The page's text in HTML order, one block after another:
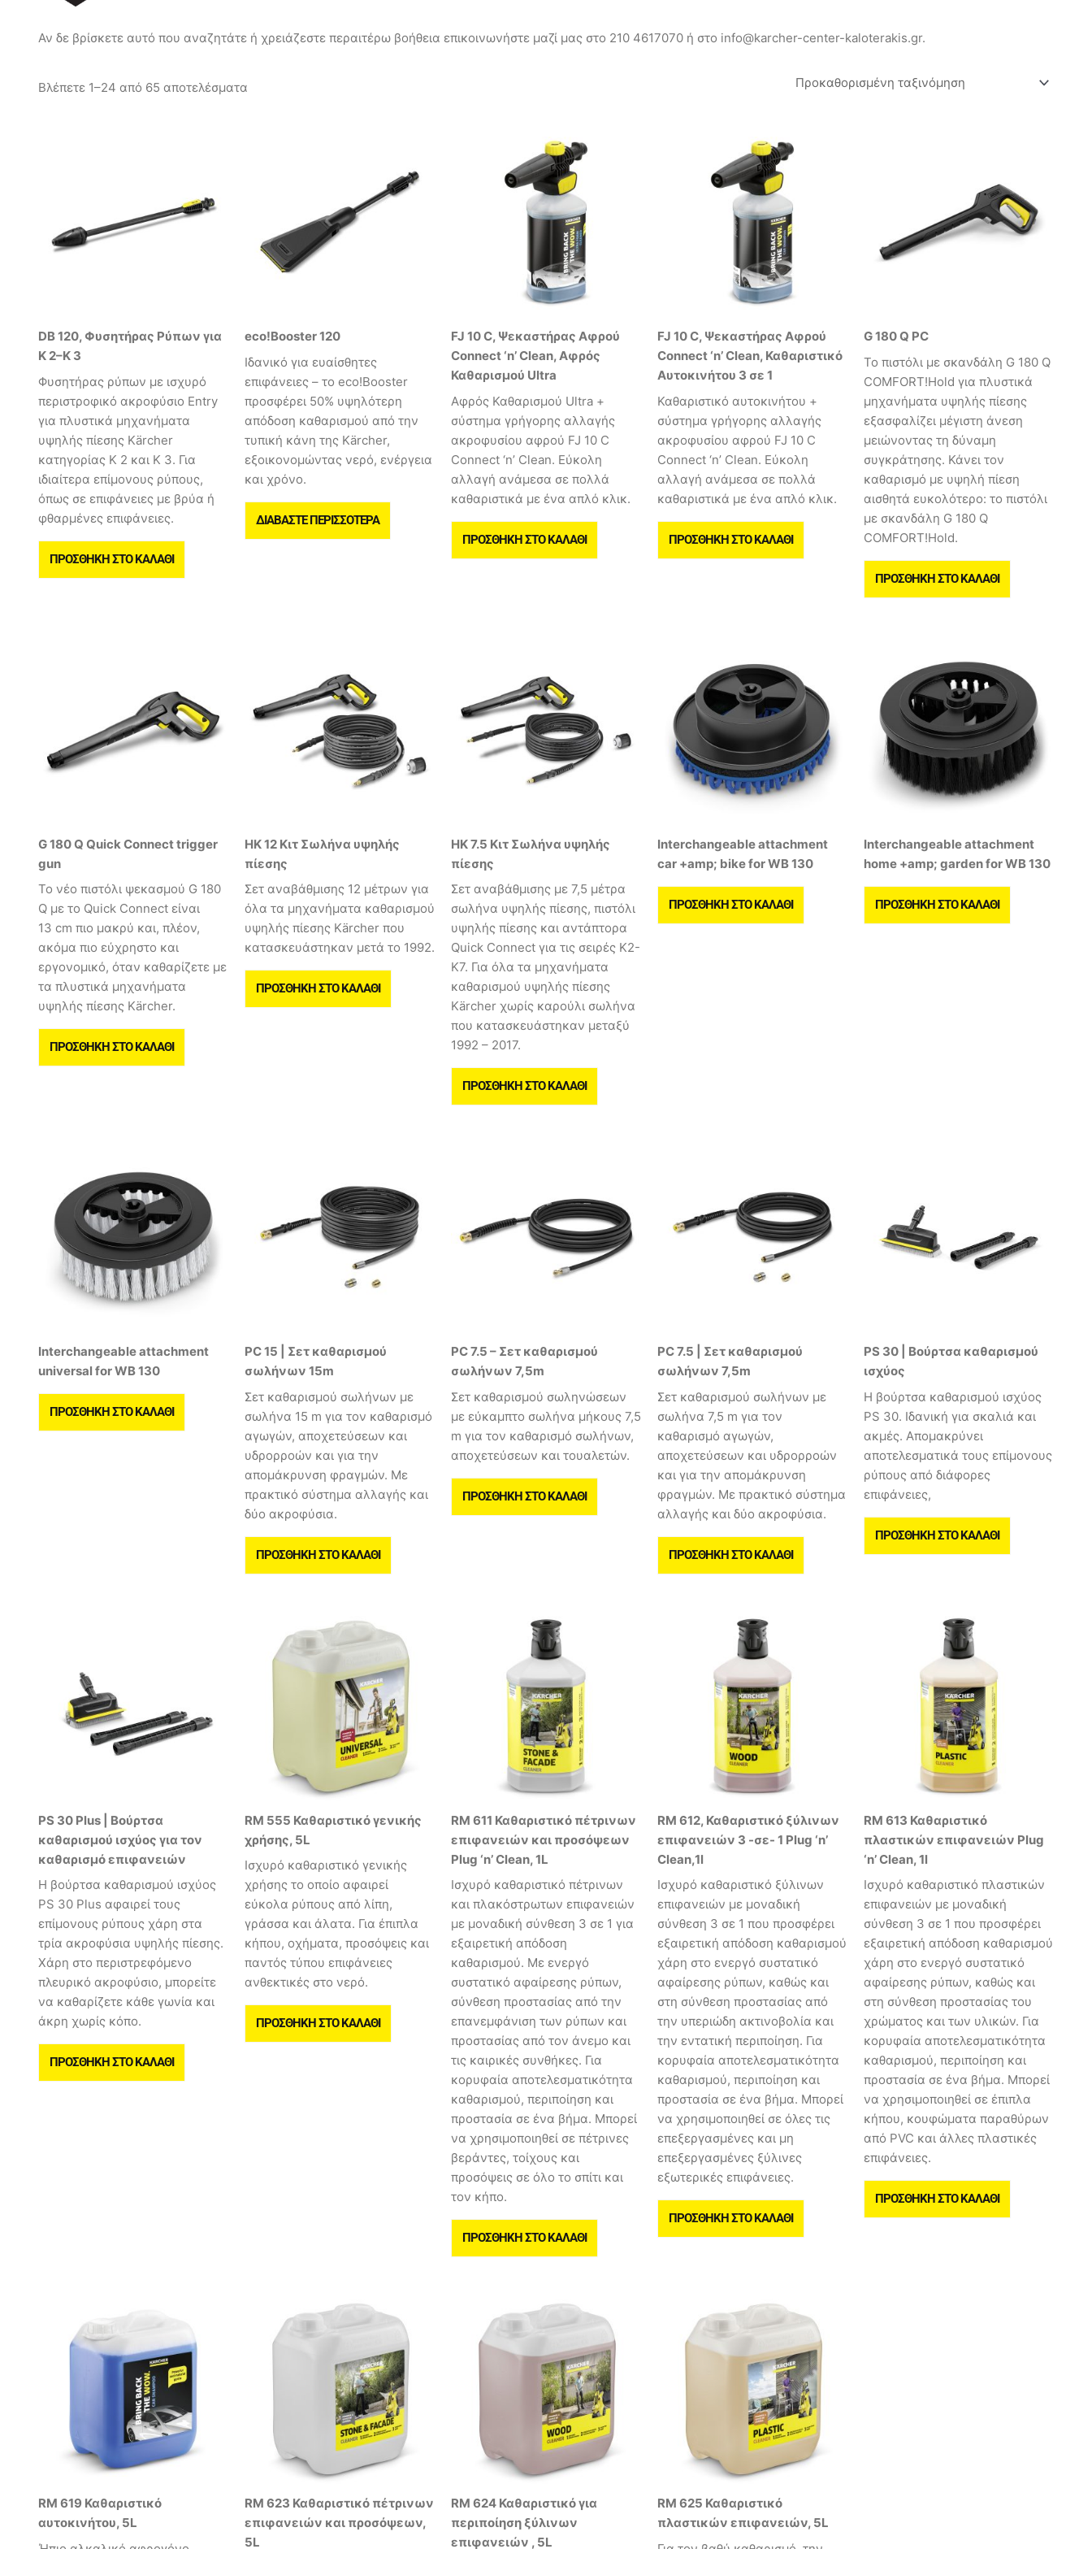
Αν δε βρίσκετε αυτό που αναζητάτε ή χρειάζεστε περαιτέρω βοήθεια επικοινωνήστε μαζί μας στο 210 4617070 ή στο info@karcher-center-kaloterakis.gr.
Βλέπετε 1–24 από 65 αποτελέσματα
DB 120, Φυσητήρας Ρύπων για
K 2–K 3
Φυσητήρας ρύπων με ισχυρό
περιστροφικό ακροφύσιο Entry
για πλυστικά μηχανήματα
υψηλής πίεσης Kärcher
κατηγορίας K 2 και K 3. Για
ιδιαίτερα επίμονους ρύπους,
όπως σε επιφάνειες με βρύα ή
φθαρμένες επιφάνειες.
ΠΡΟΣΘΉΚΗ ΣΤΟ ΚΑΛΆΘΙ
eco!Booster 120
Ιδανικό για ευαίσθητες
επιφάνειες – το eco!Booster
προσφέρει 50% υψηλότερη
απόδοση καθαρισμού από την
τυπική κάνη της Kärcher,
εξοικονομώντας νερό, ενέργεια
και χρόνο.
ΔΙΑΒΆΣΤΕ ΠΕΡΙΣΣΌΤΕΡΑ
FJ 10 C, Ψεκαστήρας Αφρού
Connect ‘n’ Clean, Αφρός
Καθαρισμού Ultra
Αφρός Καθαρισμού Ultra +
σύστημα γρήγορης αλλαγής
ακροφυσίου αφρού FJ 10 C
Connect ‘n’ Clean. Εύκολη
αλλαγή ανάμεσα σε πολλά
καθαριστικά με ένα απλό κλικ.
ΠΡΟΣΘΉΚΗ ΣΤΟ ΚΑΛΆΘΙ
FJ 10 C, Ψεκαστήρας Αφρού
Connect ‘n’ Clean, Καθαριστικό
Αυτοκινήτου 3 σε 1
Καθαριστικό αυτοκινήτου +
σύστημα γρήγορης αλλαγής
ακροφυσίου αφρού FJ 10 C
Connect ‘n’ Clean. Εύκολη
αλλαγή ανάμεσα σε πολλά
καθαριστικά με ένα απλό κλικ.
ΠΡΟΣΘΉΚΗ ΣΤΟ ΚΑΛΆΘΙ
G 180 Q PC
Το πιστόλι με σκανδάλη G 180 Q
COMFORT!Hold για πλυστικά
μηχανήματα υψηλής πίεσης
εξασφαλίζει μέγιστη άνεση
μειώνοντας τη δύναμη
συγκράτησης. Κάνει τον
καθαρισμό με υψηλή πίεση
αισθητά ευκολότερο: το πιστόλι
με σκανδάλη G 180 Q
COMFORT!Hold.
ΠΡΟΣΘΉΚΗ ΣΤΟ ΚΑΛΆΘΙ
G 180 Q Quick Connect trigger
gun
Το νέο πιστόλι ψεκασμού G 180
Q με το Quick Connect είναι
13 cm πιο μακρύ και, πλέον,
ακόμα πιο εύχρηστο και
εργονομικό, όταν καθαρίζετε με
τα πλυστικά μηχανήματα
υψηλής πίεσης Kärcher.
ΠΡΟΣΘΉΚΗ ΣΤΟ ΚΑΛΆΘΙ
HK 12 Κιτ Σωλήνα υψηλής
πίεσης
Σετ αναβάθμισης 12 μέτρων για
όλα τα μηχανήματα καθαρισμού
υψηλής πίεσης Kärcher που
κατασκευάστηκαν μετά το 1992.
ΠΡΟΣΘΉΚΗ ΣΤΟ ΚΑΛΆΘΙ
HK 7.5 Κιτ Σωλήνα υψηλής
πίεσης
Σετ αναβάθμισης με 7,5 μέτρα
σωλήνα υψηλής πίεσης, πιστόλι
υψηλής πίεσης και αντάπτορα
Quick Connect για τις σειρές Κ2-
Κ7. Για όλα τα μηχανήματα
καθαρισμού υψηλής πίεσης
Kärcher χωρίς καρούλι σωλήνα
που κατασκευάστηκαν μεταξύ
1992 – 2017.
ΠΡΟΣΘΉΚΗ ΣΤΟ ΚΑΛΆΘΙ
Interchangeable attachment
car +amp; bike for WB 130
ΠΡΟΣΘΉΚΗ ΣΤΟ ΚΑΛΆΘΙ
Interchangeable attachment
home +amp; garden for WB 130
ΠΡΟΣΘΉΚΗ ΣΤΟ ΚΑΛΆΘΙ
Interchangeable attachment
universal for WB 130
ΠΡΟΣΘΉΚΗ ΣΤΟ ΚΑΛΆΘΙ
PC 15 | Σετ καθαρισμού
σωλήνων 15m
Σετ καθαρισμού σωλήνων με
σωλήνα 15 m για τον καθαρισμό
αγωγών, αποχετεύσεων και
υδρορροών και για την
απομάκρυνση φραγμών. Με
πρακτικό σύστημα αλλαγής και
δύο ακροφύσια.
ΠΡΟΣΘΉΚΗ ΣΤΟ ΚΑΛΆΘΙ
PC 7.5 – Σετ καθαρισμού
σωλήνων 7,5m
Σετ καθαρισμού σωληνώσεων
με εύκαμπτο σωλήνα μήκους 7,5
m για τον καθαρισμό σωλήνων,
αποχετεύσεων και τουαλετών.
ΠΡΟΣΘΉΚΗ ΣΤΟ ΚΑΛΆΘΙ
PC 7.5 | Σετ καθαρισμού
σωλήνων 7,5m
Σετ καθαρισμού σωλήνων με
σωλήνα 7,5 m για τον
καθαρισμό αγωγών,
αποχετεύσεων και υδρορροών
και για την απομάκρυνση
φραγμών. Με πρακτικό σύστημα
αλλαγής και δύο ακροφύσια.
ΠΡΟΣΘΉΚΗ ΣΤΟ ΚΑΛΆΘΙ
PS 30 | Βούρτσα καθαρισμού
ισχύος
Η βούρτσα καθαρισμού ισχύος
PS 30. Ιδανική για σκαλιά και
ακμές. Aπομακρύνει
αποτελεσματικά τους επίμονους
ρύπους από διάφορες
επιφάνειες,
ΠΡΟΣΘΉΚΗ ΣΤΟ ΚΑΛΆΘΙ
PS 30 Plus | Βούρτσα
καθαρισμού ισχύος για τον
καθαρισμό επιφανειών
Η βούρτσα καθαρισμού ισχύος
PS 30 Plus αφαιρεί τους
επίμονους ρύπους χάρη στα
τρία ακροφύσια υψηλής πίεσης.
Χάρη στο περιστρεφόμενο
πλευρικό ακροφύσιο, μπορείτε
να καθαρίζετε κάθε γωνία και
άκρη χωρίς κόπο.
ΠΡΟΣΘΉΚΗ ΣΤΟ ΚΑΛΆΘΙ
RM 555 Καθαριστικό γενικής
χρήσης, 5L
Ισχυρό καθαριστικό γενικής
χρήσης το οποίο αφαιρεί
εύκολα ρύπους από λίπη,
γράσσα και άλατα. Για έπιπλα
κήπου, οχήματα, προσόψεις και
παντός τύπου επιφάνειες
ανθεκτικές στο νερό.
ΠΡΟΣΘΉΚΗ ΣΤΟ ΚΑΛΆΘΙ
RM 611 Καθαριστικό πέτρινων
επιφανειών και προσόψεων
Plug ‘n’ Clean, 1L
Ισχυρό καθαριστικό πέτρινων
και πλακόστρωτων επιφανειών
με μοναδική σύνθεση 3 σε 1 για
εξαιρετική απόδοση
καθαρισμού. Με ενεργό
συστατικό αφαίρεσης ρύπων,
σύνθεση προστασίας από την
επανεμφάνιση των ρύπων και
προστασίας από τον άνεμο και
τις καιρικές συνθήκες. Για
κορυφαία αποτελεσματικότητα
καθαρισμού, περιποίηση και
προστασία σε ένα βήμα. Μπορεί
να χρησιμοποιηθεί σε πέτρινες
βεράντες, τοίχους και
προσόψεις σε όλο το σπίτι και
τον κήπο.
ΠΡΟΣΘΉΚΗ ΣΤΟ ΚΑΛΆΘΙ
RM 612, Καθαριστικό ξύλινων
επιφανειών 3 -σε- 1 Plug ‘n’
Clean,1l
Ισχυρό καθαριστικό ξύλινων
επιφανειών με μοναδική
σύνθεση 3 σε 1 που προσφέρει
εξαιρετική απόδοση καθαρισμού
χάρη στο ενεργό συστατικό
αφαίρεσης ρύπων, καθώς και
στη σύνθεση προστασίας από
την υπεριώδη ακτινοβολία και
την εντατική περιποίηση. Για
κορυφαία αποτελεσματικότητα
καθαρισμού, περιποίηση και
προστασία σε ένα βήμα. Μπορεί
να χρησιμοποιηθεί σε όλες τις
επεξεργασμένες και μη
επεξεργασμένες ξύλινες
εξωτερικές επιφάνειες.
ΠΡΟΣΘΉΚΗ ΣΤΟ ΚΑΛΆΘΙ
RM 613 Καθαριστικό
πλαστικών επιφανειών Plug
‘n’ Clean, 1l
Ισχυρό καθαριστικό πλαστικών
επιφανειών με μοναδική
σύνθεση 3 σε 1 που προσφέρει
εξαιρετική απόδοση καθαρισμού
χάρη στο ενεργό συστατικό
αφαίρεσης ρύπων, καθώς και
στη σύνθεση προστασίας του
χρώματος και των υλικών. Για
κορυφαία αποτελεσματικότητα
καθαρισμού, περιποίηση και
προστασία σε ένα βήμα. Μπορεί
να χρησιμοποιηθεί σε έπιπλα
κήπου, κουφώματα παραθύρων
από PVC και άλλες πλαστικές
επιφάνειες.
ΠΡΟΣΘΉΚΗ ΣΤΟ ΚΑΛΆΘΙ
RM 619 Καθαριστικό
αυτοκινήτου, 5L
RM 623 Καθαριστικό πέτρινων
επιφανειών και προσόψεων,
5L
RM 624 Καθαριστικό για
περιποίηση ξύλινων
επιφανειών , 5L
RM 625 Καθαριστικό
πλαστικών επιφανειών, 5L